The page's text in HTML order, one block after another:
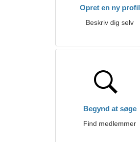
Opret en ny profil
Beskriv dig selv
Begynd at søge
Find medlemmer